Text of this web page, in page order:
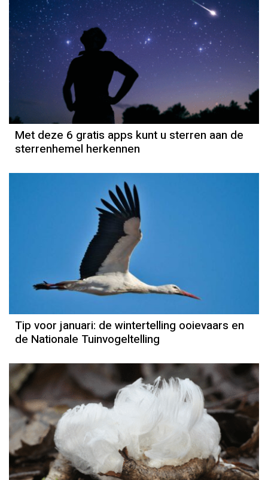
Met deze 6 gratis apps kunt u sterren aan de
sterrenhemel herkennen
Tip voor januari: de wintertelling ooievaars en
de Nationale Tuinvogeltelling